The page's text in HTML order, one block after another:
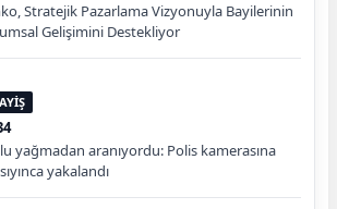
Stratejik Pazarlama Vizyonuyla Bayilerinin
Gelişimini Destekliyor
yağmadan aranıyordu: Polis kamerasına
yakalandı